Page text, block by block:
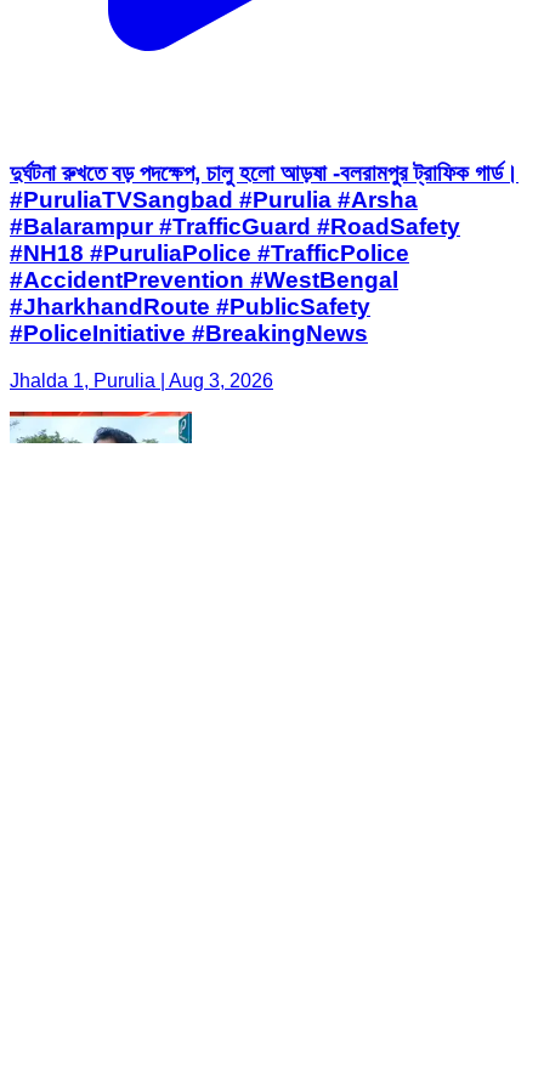
দুর্ঘটনা রুখতে বড় পদক্ষেপ, চালু হলো আড়ষা -বলরামপুর ট্রাফিক গার্ড।
#PuruliaTVSangbad #Purulia #Arsha
#Balarampur #TrafficGuard #RoadSafety
#NH18 #PuruliaPolice #TrafficPolice
#AccidentPrevention #WestBengal
#JharkhandRoute #PublicSafety
#PoliceInitiative #BreakingNews
Jhalda 1, Purulia | Aug 3, 2026